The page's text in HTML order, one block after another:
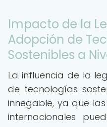
Impacto de la
Adopción de
Sostenibles a
La influencia de la
de tecnologías
innegable, ya que
internacionales